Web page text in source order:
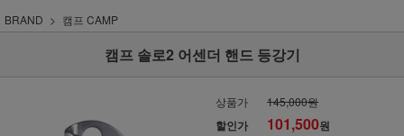
BRAND 캠프 CAMP
캠프 솔로2 어센더 핸드 등강기
상품가 145,000원
할인가 101,500원